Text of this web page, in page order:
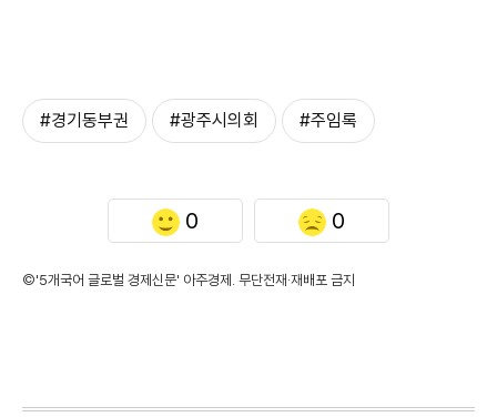
#경기동부권 #광주시의회 #주임록
0 0
©'5개국어 글로벌 경제신문' 아주경제. 무단전재·재배포 금지